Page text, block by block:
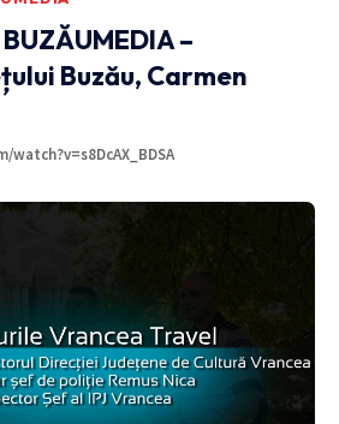
–
Buzău, Carmen